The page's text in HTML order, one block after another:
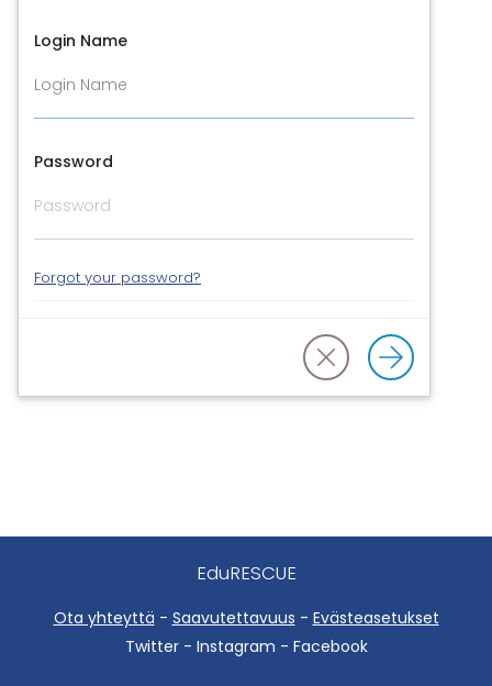
Login Name
Password
Forgot your password?
EduRESCUE
Ota yhteyttä - Saavutettavuus - Evästeasetukset
Twitter - Instagram - Facebook